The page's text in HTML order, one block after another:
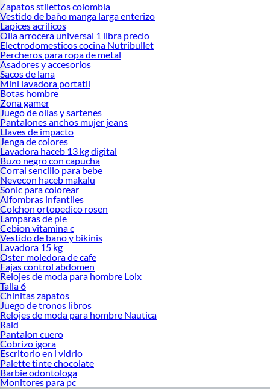
Zapatos stilettos colombia
Vestido de baño manga larga enterizo
Lapices acrilicos
Olla arrocera universal 1 libra precio
Electrodomesticos cocina Nutribullet
Percheros para ropa de metal
Asadores y accesorios
Sacos de lana
Mini lavadora portatil
Botas hombre
Zona gamer
Juego de ollas y sartenes
Pantalones anchos mujer jeans
Llaves de impacto
Jenga de colores
Lavadora haceb 13 kg digital
Buzo negro con capucha
Corral sencillo para bebe
Nevecon haceb makalu
Sonic para colorear
Alfombras infantiles
Colchon ortopedico rosen
Lamparas de pie
Cebion vitamina c
Vestido de bano y bikinis
Lavadora 15 kg
Oster moledora de cafe
Fajas control abdomen
Relojes de moda para hombre Loix
Talla 6
Chinitas zapatos
Juego de tronos libros
Relojes de moda para hombre Nautica
Raid
Pantalon cuero
Cobrizo igora
Escritorio en l vidrio
Palette tinte chocolate
Barbie odontologa
Monitores para pc